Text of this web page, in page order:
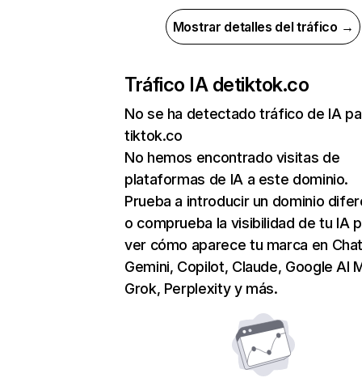
Mostrar detalles del tráfico →
Tráfico IA detiktok.co
No se ha detectado tráfico de IA
tiktok.co
No hemos encontrado visitas de
plataformas de IA a este dominio.
Prueba a introducir un dominio
o comprueba la visibilidad de tu IA
ver cómo aparece tu marca en
Gemini, Copilot, Claude, Google AI
Grok, Perplexity y más.